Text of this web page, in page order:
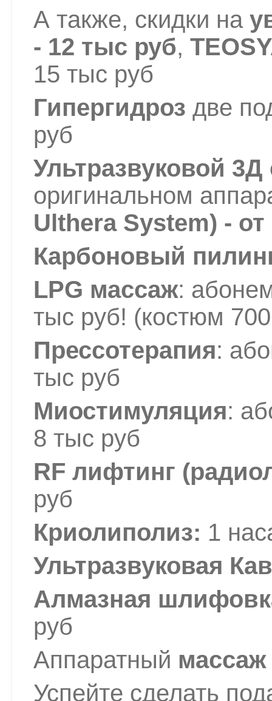
А также, скидки на
- 12 тыс руб,
15 тыс руб
Гипергидроз две
руб
Ультразвуковой
оригинальном
Ulthera System) -
Карбоновый
LPG массаж:
тыс руб! (костюм
Прессотерапия:
тыс руб
Миостимуляция:
8 тыс руб
RF лифтинг
руб
Криолиполиз: 1
Ультразвуковая
Алмазная
руб
Аппаратный массаж
Успейте сделать